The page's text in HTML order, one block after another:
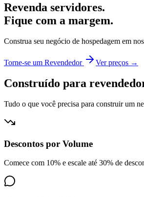
Revenda servidores.
Fique com a margem.
Construa seu negócio de hospedagem em
Torne-se um Revendedor Ver preços →
Construído para
Tudo o que você precisa para construir um
Descontos por Volume
Comece com 10% e escale até 30% de